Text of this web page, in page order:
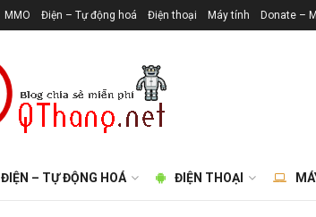
MMO Điện – Tự động hoá Điện thoại Máy tính Donate –
ĐIỆN – TỰ ĐỘNG HOÁ ĐIỆN THOẠI